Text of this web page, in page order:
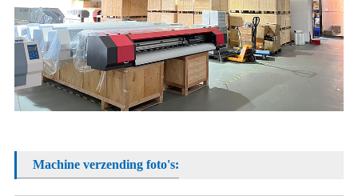
Machine verzending foto's: